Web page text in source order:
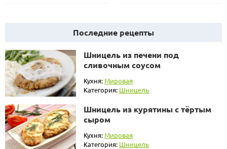
Последние рецепты
Шницель из печени под
сливочным соусом
Кухня: Мировая
Категория: Шницель
Шницель из курятины с тёртым
сыром
Кухня: Мировая
Категория: Шницель